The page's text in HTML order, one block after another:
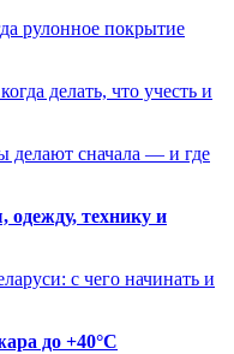
рулонное покрытие
делать, что учесть и
делают сначала — и где
одежду, технику и
с чего начинать и
до +40°C